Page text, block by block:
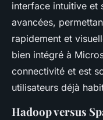
interface intuitive et
avancées,
rapidement et
bien intégré à
connectivité et est
utilisateurs déjà
Hadoop versus